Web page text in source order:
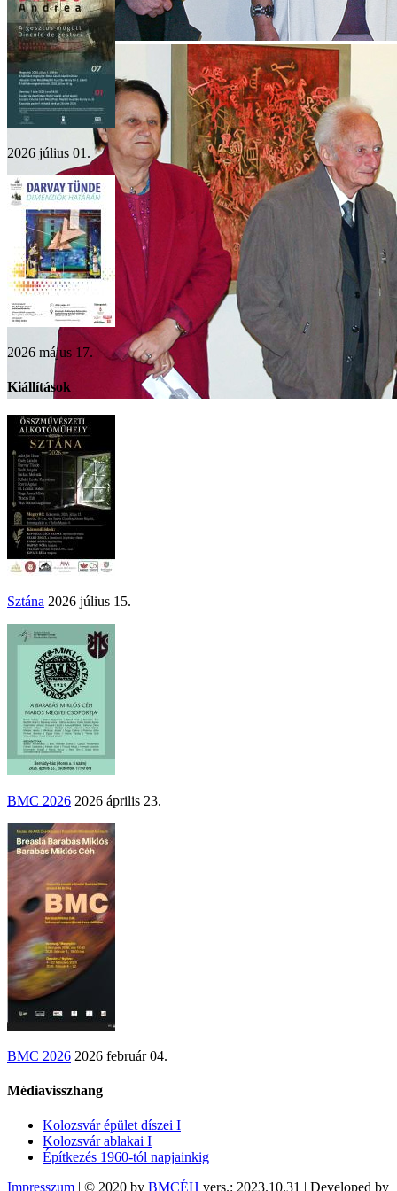
2026 július 01.
2026 május 17.
Kiállítások
Sztána 2026 július 15.
BMC 2026 2026 április 23.
BMC 2026 2026 február 04.
Médiavisszhang
Kolozsvár épület díszei I
Kolozsvár ablakai I
Építkezés 1960-tól napjainkig
Impresszum | © 2020 by BMCÉH vers.: 2023.10.31 | Developed by